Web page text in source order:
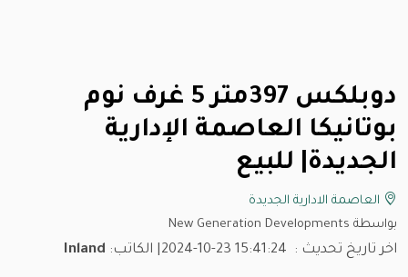
دوبلكس 397متر 5 غرف نوم
بوتانيكا العاصمة الإدارية
الجديدة| للبيع
العاصمة الادارية الجديدة
بواسطة New Generation Developments
اخر تاريخ تحديث : 2024-10-23 15:41:24 | الكاتب: Inland